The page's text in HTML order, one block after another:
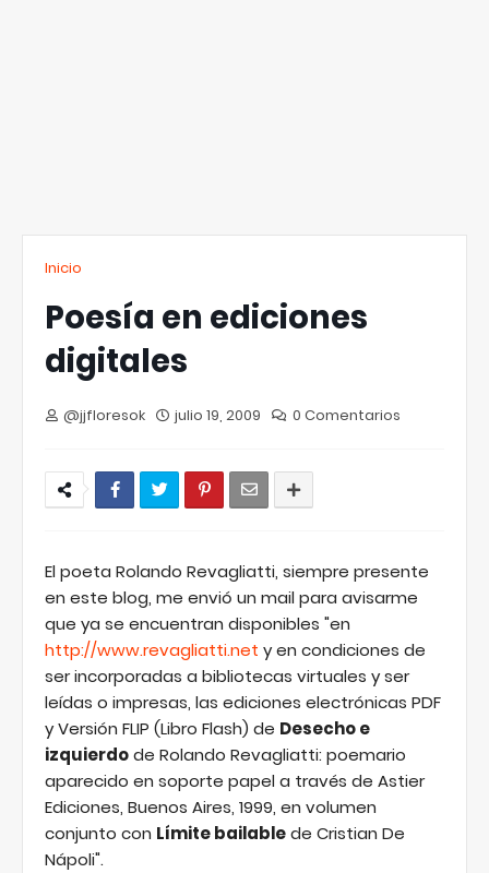
Inicio
Poesía en ediciones
digitales
@jjfloresok julio 19, 2009 0 Comentarios
El poeta Rolando Revagliatti, siempre presente
en este blog, me envió un mail para avisarme
que ya se encuentran disponibles "en
http://www.revagliatti.net y en condiciones de
ser incorporadas a bibliotecas virtuales y ser
leídas o impresas, las ediciones electrónicas PDF
y Versión FLIP (Libro Flash) de Desecho e
izquierdode Rolando Revagliatti: poemario
aparecido en soporte papel a través de Astier
Ediciones, Buenos Aires, 1999, en volumen
conjunto con Límite bailablede Cristian De
Nápoli".